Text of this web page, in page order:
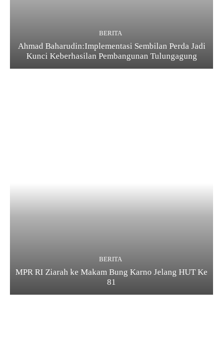
BERITA
Ahmad Baharudin:Implementasi Sembilan Perda Jadi
Kunci Keberhasilan Pembangunan Tulungagung
BERITA
MPR RI Ziarah ke Makam Bung Karno Jelang HUT Ke
81